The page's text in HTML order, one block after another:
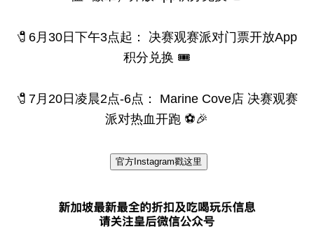
🧷6月30日下午3点起： 决赛观赛派对门票开放App
积分兑换 🎟️
🧷7月20日凌晨2点-6点： Marine Cove店 决赛观赛
派对热血开跑 ⚽️🎉
官方Instagram戳这里